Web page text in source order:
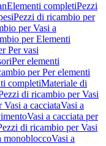
Elementi completiPezzi
Pezzi di ricambio per
per Vasi a
per Elementi
Per vasi
Per elementi
per Per elementi
completiMateriale di
di ricambio per Vasi
a cacciataVasi a
Vasi a cacciata per
di ricambio per Vasi
monobloccoVasi a